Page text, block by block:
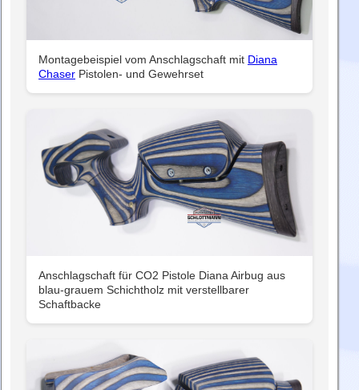
Montagebeispiel vom Anschlagschaft mit Diana
Chaser Pistolen- und Gewehrset
Anschlagschaft für CO2 Pistole Diana Airbug aus
blau-grauem Schichtholz mit verstellbarer
Schaftbacke